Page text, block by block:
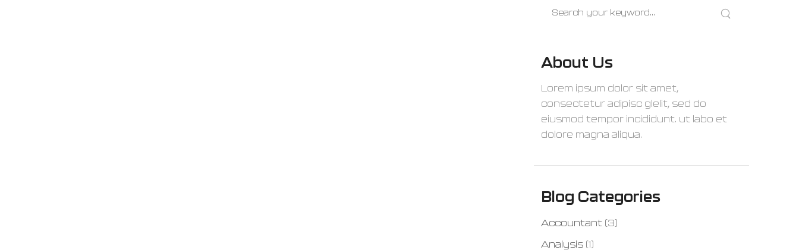
About Us
Lorem ipsum dolor sit amet,
consectetur adipisc glelit, sed do
eiusmod tempor incididunt. ut labo et
dolore magna aliqua.
Blog Categories
Accountant (3)
Analysis (1)